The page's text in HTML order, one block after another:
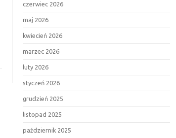
czerwiec 2026
maj 2026
kwiecień 2026
marzec 2026
luty 2026
styczeń 2026
grudzień 2025
listopad 2025
październik 2025